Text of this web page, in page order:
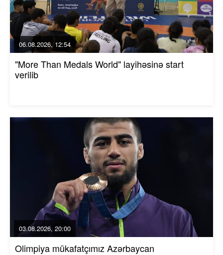
06.08.2026, 12:54
"More Than Medals World" layihəsinə start
verilib
03.08.2026, 20:00
Olimpiya mükafatçımız Azərbaycan